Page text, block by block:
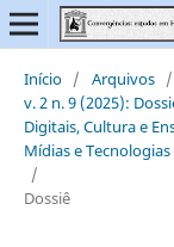
Início / Arquivos /
v. 2 n. 9 (2025):
Digitais, Cultura e
Mídias e
/
Dossiê